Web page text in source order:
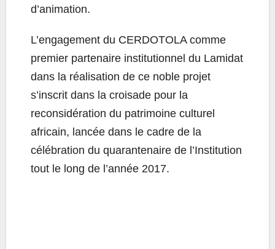
d’animation.
L’engagement du CERDOTOLA comme
premier partenaire institutionnel du Lamidat
dans la réalisation de ce noble projet
s’inscrit dans la croisade pour la
reconsidération du patrimoine culturel
africain, lancée dans le cadre de la
célébration du quarantenaire de l’Institution
tout le long de l’année 2017.